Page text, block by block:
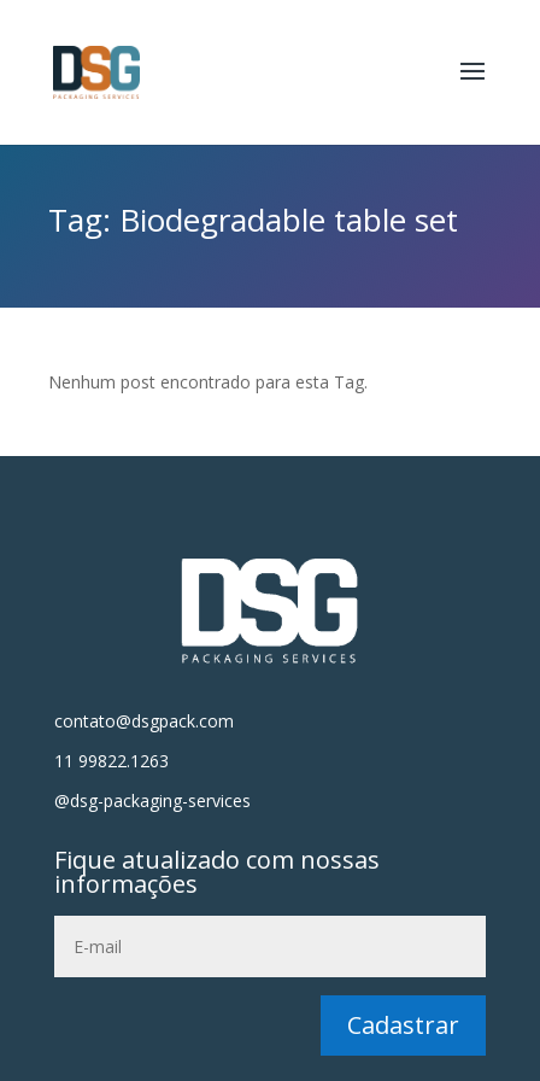
Tag: Biodegradable table set
Nenhum post encontrado para esta Tag.
contato@dsgpack.com
11 99822.1263
@dsg-packaging-services
Fique atualizado com nossas
informações
Cadastrar